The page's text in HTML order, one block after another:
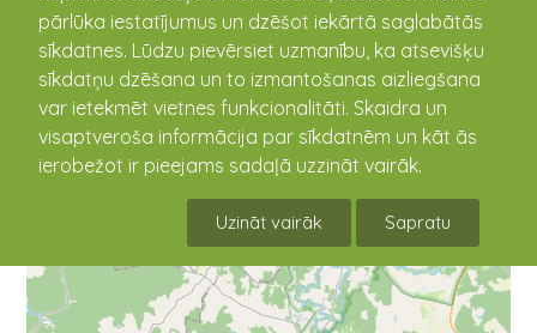
pārlūka iestatījumus un dzēšot iekārtā saglabātās
sīkdatnes. Lūdzu pievērsiet uzmanību, ka atsevišķu
sīkdatņu dzēšana un to izmantošanas aizliegšana
var ietekmēt vietnes funkcionalitāti. Skaidra un
visaptveroša informācija par sīkdatnēm un kāt ās
ierobežot ir pieejams sadaļā uzzināt vairāk.
Uzināt vairāk Sapratu
56.924503 22.562136
Apraksts Notikušie pasākumi